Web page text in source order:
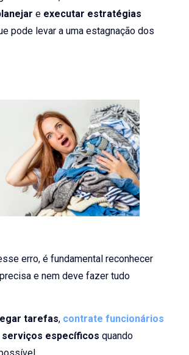
e executar estratégias
pode levar a uma estagnação dos
erro, é fundamental reconhecer
e nem deve fazer tudo
tarefas, contrate funcionários
específicos quando